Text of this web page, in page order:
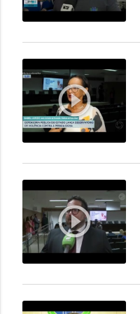
play_circle_outline
play_circle_outline